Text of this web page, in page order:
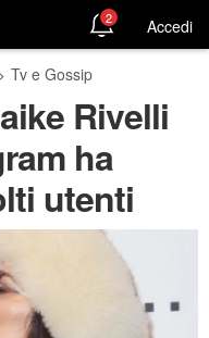
2 Accedi
Tv e Gossip
Rivelli
ha
utenti